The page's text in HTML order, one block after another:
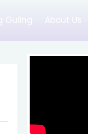
Guling About Us